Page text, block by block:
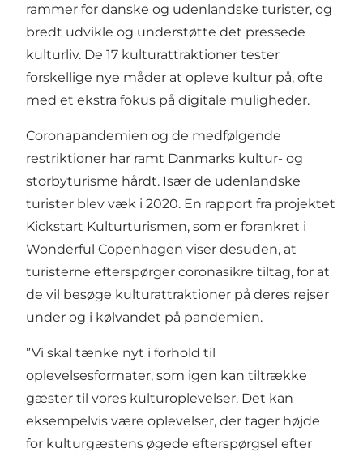
rammer for danske og udenlandske turister, og
bredt udvikle og understøtte det pressede
kulturliv. De 17 kulturattraktioner tester
forskellige nye måder at opleve kultur på, ofte
med et ekstra fokus på digitale muligheder.
Coronapandemien og de medfølgende
restriktioner har ramt Danmarks kultur- og
storbyturisme hårdt. Især de udenlandske
turister blev væk i 2020. En rapport fra projektet
Kickstart Kulturturismen, som er forankret i
Wonderful Copenhagen viser desuden, at
turisterne efterspørger coronasikre tiltag, for at
de vil besøge kulturattraktioner på deres rejser
under og i kølvandet på pandemien.
”Vi skal tænke nyt i forhold til
oplevelsesformater, som igen kan tiltrække
gæster til vores kulturoplevelser. Det kan
eksempelvis være oplevelser, der tager højde
for kulturgæstens øgede efterspørgsel efter